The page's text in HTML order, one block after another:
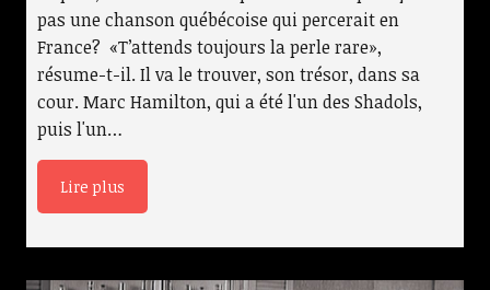
pas une chanson québécoise qui percerait en
France? «T’attends toujours la perle rare»,
résume-t-il. Il va le trouver, son trésor, dans sa
cour. Marc Hamilton, qui a été l'un des Shadols,
puis l'un…
Lire plus